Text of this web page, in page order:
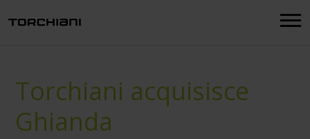
Torchiani acquisisce
Ghianda